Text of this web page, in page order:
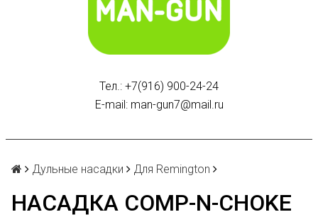
Тел.: +7(916) 900-24-24
E-mail: man-gun7@mail.ru
Дульные насадки Для Remington
НАСАДКА COMP-N-CHOKE